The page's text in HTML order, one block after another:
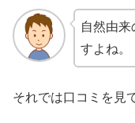
自然由
すよね。
それでは口コミを見